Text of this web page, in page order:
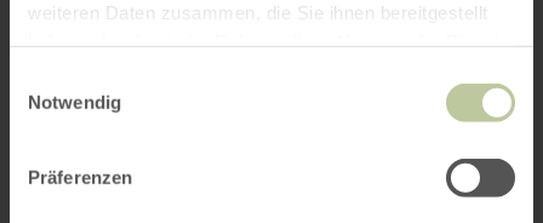
weiteren Daten zusammen, die Sie ihnen bereitgestellt
Notwendig
Präferenzen